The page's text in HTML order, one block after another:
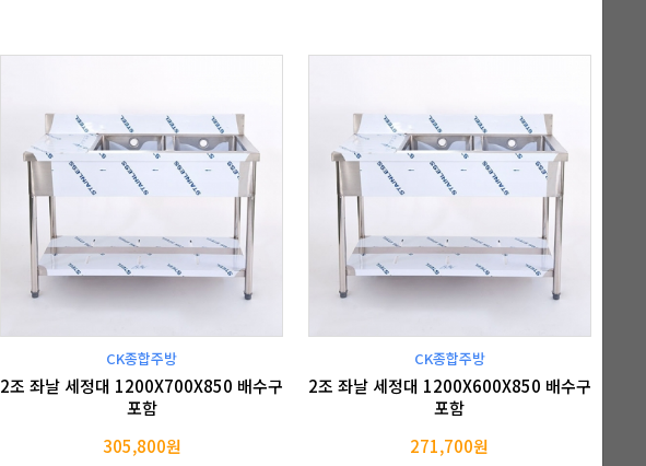
CK종합주방
2조 좌날 세정대 1200X700X850 배수구
포함
305,800원
CK종합주방
2조 좌날 세정대 1200X600X850 배수구
포함
271,700원